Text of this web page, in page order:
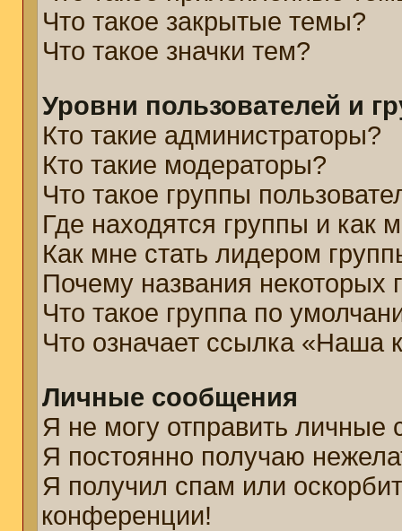
Что такое закрытые темы?
Что такое значки тем?
Уровни пользователей и
Кто такие администраторы?
Кто такие модераторы?
Что такое группы
Где находятся группы и как
Как мне стать лидером
Почему названия некоторых
Что такое группа по
Что означает ссылка «Наша
Личные сообщения
Я не могу отправить личные
Я постоянно получаю
Я получил спам или
конференции!